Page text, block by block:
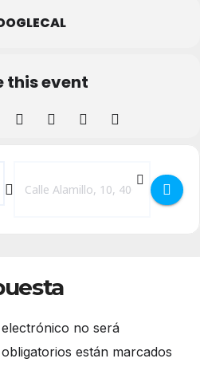
this event
- Tablao Flamenco en el
Destination Address - Tablao
no será
están marcados